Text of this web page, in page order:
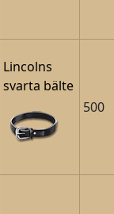
Lincolns
svarta bälte
500